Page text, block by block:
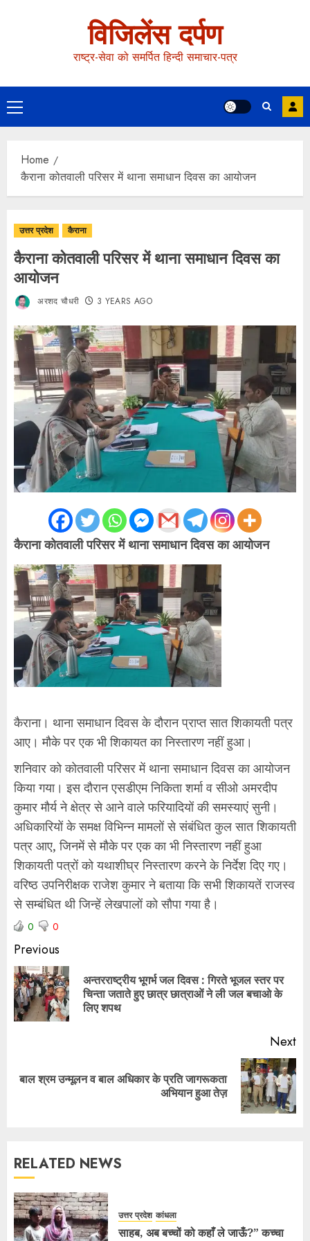
विजिलेंस दर्पण
राष्ट्र-सेवा को समर्पित हिन्दी समाचार-पत्र
Home
कैराना कोतवाली परिसर में थाना समाधान दिवस का आयोजन
उत्तर प्रदेश कैराना
कैराना कोतवाली परिसर में थाना समाधान दिवस का
आयोजन
अरशद चौधरी 3 YEARS AGO
कैराना कोतवाली परिसर में थाना समाधान दिवस का आयोजन
कैराना। थाना समाधान दिवस के दौरान प्राप्त सात शिकायती पत्र
आए। मौके पर एक भी शिकायत का निस्तारण नहीं हुआ।
शनिवार को कोतवाली परिसर में थाना समाधान दिवस का आयोजन
किया गया। इस दौरान एसडीएम निकिता शर्मा व सीओ अमरदीप
कुमार मौर्य ने क्षेत्र से आने वाले फरियादियों की समस्याएं सुनी।
अधिकारियों के समक्ष विभिन्न मामलों से संबंधित कुल सात शिकायती
पत्र आए, जिनमें से मौके पर एक का भी निस्तारण नहीं हुआ
शिकायती पत्रों को यथाशीघ्र निस्तारण करने के निर्देश दिए गए।
वरिष्ठ उपनिरीक्षक राजेश कुमार ने बताया कि सभी शिकायतें राजस्व
से सम्बंधित थी जिन्हें लेखपालों को सौपा गया है।
0 0
Previous
अन्तरराष्ट्रीय भूगर्भ जल दिवस : गिरते भूजल स्तर पर
चिन्ता जताते हुए छात्र छात्राओं ने ली जल बचाओ के
लिए शपथ
Next
बाल श्रम उन्मूलन व बाल अधिकार के प्रति जागरूकता
अभियान हुआ तेज़
RELATED NEWS
उत्तर प्रदेश कांधला
साहब, अब बच्चों को कहाँ ले जाऊँ?” कच्चा